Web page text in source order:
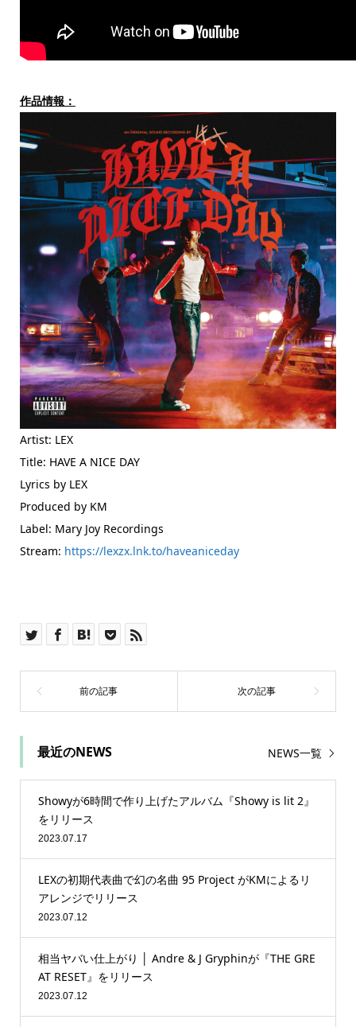
作品情報：
Artist: LEX
Title: HAVE A NICE DAY
Lyrics by LEX
Produced by KM
Label: Mary Joy Recordings
Stream: https://lexzx.lnk.to/haveaniceday
最近のNEWS NEWS一覧
Showyが6時間で作り上げたアルバム『Showy is lit 2』
をリリース
2023.07.17
LEXの初期代表曲で幻の名曲 95 Project がKMによるリ
アレンジでリリース
2023.07.12
相当ヤバい仕上がり │ Andre & J Gryphinが『THE GRE
AT RESET』をリリース
2023.07.12